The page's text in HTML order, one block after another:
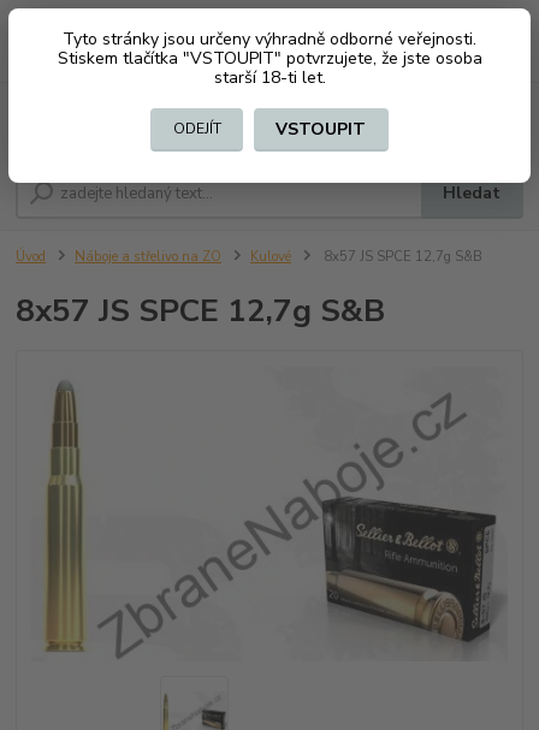
Tyto stránky jsou určeny výhradně odborné veřejnosti.
Stiskem tlačítka "VSTOUPIT" potvrzujete, že jste osoba
starší 18-ti let.
ODEJÍT VSTOUPIT
CZK
Hledat
+420 603794370 za0 Kč
Úvod Náboje a střelivo na ZO Kulové 8x57 JS SPCE 12,7g S&B
8x57 JS SPCE 12,7g S&B